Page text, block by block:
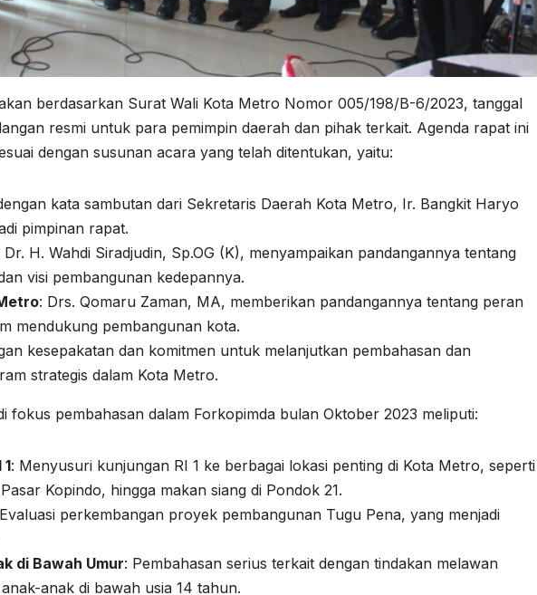
berdasarkan Surat Wali Kota Metro Nomor 005/198/B-6/2023, tanggal
resmi untuk para pemimpin daerah dan pihak terkait. Agenda rapat ini
dengan susunan acara yang telah ditentukan, yaitu:
kata sambutan dari Sekretaris Daerah Kota Metro, Ir. Bangkit Haryo
pimpinan rapat.
Dr. H. Wahdi Siradjudin, Sp.OG (K), menyampaikan pandangannya tentang
visi pembangunan kedepannya.
: Drs. Qomaru Zaman, MA, memberikan pandangannya tentang peran
mendukung pembangunan kota.
kesepakatan dan komitmen untuk melanjutkan pembahasan dan
strategis dalam Kota Metro.
fokus pembahasan dalam Forkopimda bulan Oktober 2023 meliputi:
: Menyusuri kunjungan RI 1 ke berbagai lokasi penting di Kota Metro, seperti
Kopindo, hingga makan siang di Pondok 21.
perkembangan proyek pembangunan Tugu Pena, yang menjadi
di Bawah Umur: Pembahasan serius terkait dengan tindakan melawan
anak di bawah usia 14 tahun.